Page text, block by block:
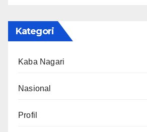
Kategori
Kaba Nagari
Nasional
Profil